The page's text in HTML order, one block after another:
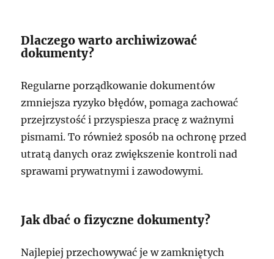
Dlaczego warto archiwizować
dokumenty?
Regularne porządkowanie dokumentów
zmniejsza ryzyko błędów, pomaga zachować
przejrzystość i przyspiesza pracę z ważnymi
pismami. To również sposób na ochronę przed
utratą danych oraz zwiększenie kontroli nad
sprawami prywatnymi i zawodowymi.
Jak dbać o fizyczne dokumenty?
Najlepiej przechowywać je w zamkniętych